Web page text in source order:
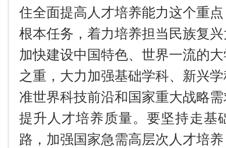
住全面提高人才培养能力这个重
根本任务，着力培养担当民族复
加快建设中国特色、世界一流的
之重，大力加强基础学科、新兴
准世界科技前沿和国家重大战略
提升人才培养质量。要坚持走基
路，加强国家急需高层次人才培